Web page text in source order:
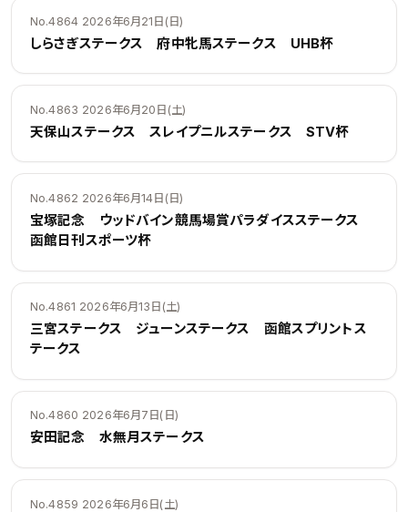
No.4864 2026年6月21日(日)
しらさぎステークス 府中牝馬ステークス UHB杯
No.4863 2026年6月20日(土)
天保山ステークス スレイプニルステークス STV杯
No.4862 2026年6月14日(日)
宝塚記念 ウッドバイン競馬場賞パラダイスステークス
函館日刊スポーツ杯
No.4861 2026年6月13日(土)
三宮ステークス ジューンステークス 函館スプリントス
テークス
No.4860 2026年6月7日(日)
安田記念 水無月ステークス
No.4859 2026年6月6日(土)